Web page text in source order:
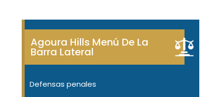
Agoura Hills Menú De La
Barra Lateral
Defensas penales